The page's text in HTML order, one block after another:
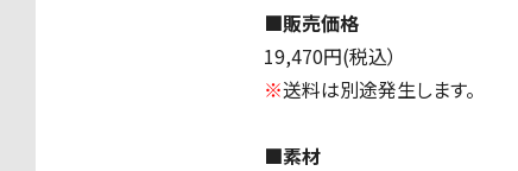
■販売価格
19,470円(税込）
※送料は別途発生します。
■素材